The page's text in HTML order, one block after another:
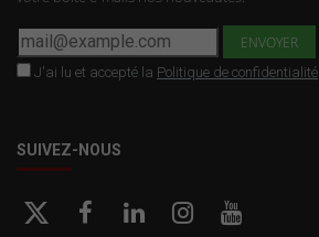
J'ai lu et accepté la Politique de confidentialité
SUIVEZ-NOUS